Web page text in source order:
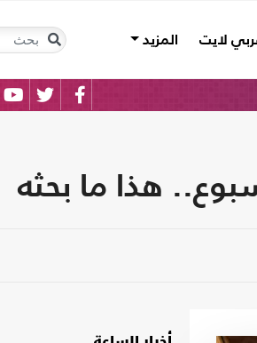
لايت المزيد
هذا ما بحثه